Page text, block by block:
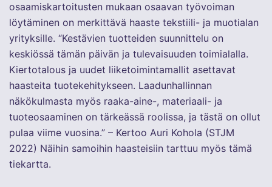
osaamiskartoitusten mukaan osaavan työvoiman
löytäminen on merkittävä haaste tekstiili- ja muotialan
yrityksille. “Kestävien tuotteiden suunnittelu on
keskiössä tämän päivän ja tulevaisuuden toimialalla.
Kiertotalous ja uudet liiketoimintamallit asettavat
haasteita tuotekehitykseen. Laadunhallinnan
näkökulmasta myös raaka-aine-, materiaali- ja
tuoteosaaminen on tärkeässä roolissa, ja tästä on ollut
pulaa viime vuosina.” – Kertoo Auri Kohola (STJM
2022) Näihin samoihin haasteisiin tarttuu myös tämä
tiekartta.